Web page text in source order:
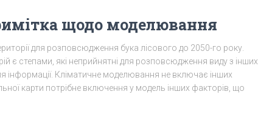
щодо моделювання
для розповсюдження бука лісового до 2050-го року.
є степами, які неприйнятні для розповсюдження виду з інших
Кліматичне моделювання не включає інших
карти потрібне включення у модель інших факторів, що